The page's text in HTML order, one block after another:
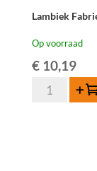
Lambiek
Op voorraad
€10,19
Lambiek